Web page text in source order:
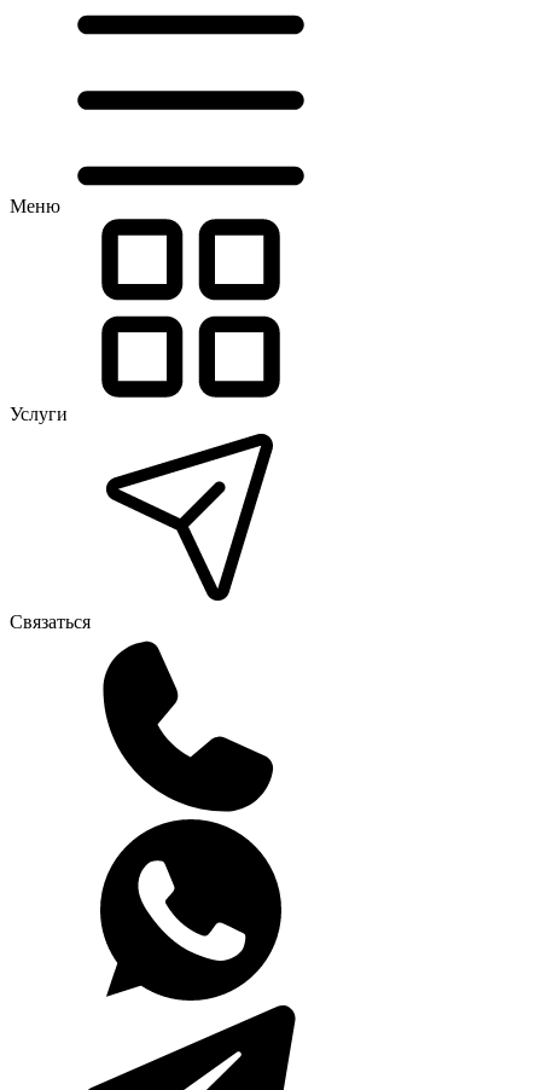
Меню
Услуги
Связаться